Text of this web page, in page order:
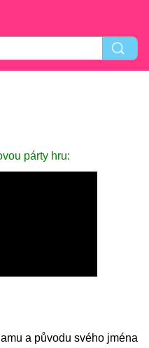
párty hru:
a původu svého jména